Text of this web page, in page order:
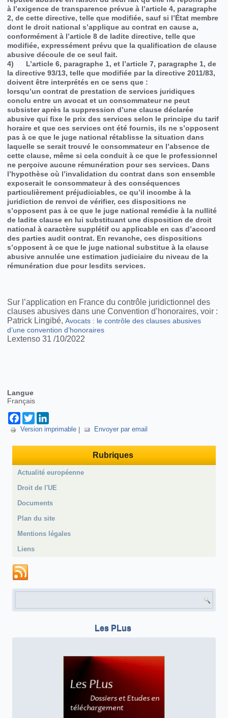
à l’exigence de transparence prévue à l’article 4, paragraphe
2, de cette directive, telle que modifiée, sauf si l’État membre
dont le droit national s’applique au contrat en cause a,
conformément à l’article 8 de ladite directive, telle que
modifiée, expressément prévu que la qualification de clause
abusive découle de ce seul fait.
4) L’article 6, paragraphe 1, et l’article 7, paragraphe 1, de
la directive 93/13, telle que modifiée par la directive 2011/83,
doivent être interprétés en ce sens que :
lorsqu’un contrat de prestation de services juridiques
conclu entre un avocat et un consommateur ne peut
subsister après la suppression d’une clause déclarée
abusive qui fixe le prix des services selon le principe du tarif
horaire et que ces services ont été fournis, ils ne s’opposent
pas à ce que le juge national rétablisse la situation dans
laquelle se serait trouvé le consommateur en l’absence de
cette clause, même si cela conduit à ce que le professionnel
ne perçoive aucune rémunération pour ses services. Dans
l’hypothèse où l’invalidation du contrat dans son ensemble
exposerait le consommateur à des conséquences
particulièrement préjudiciables, ce qu’il incombe à la
juridiction de renvoi de vérifier, ces dispositions ne
s’opposent pas à ce que le juge national remédie à la nullité
de ladite clause en lui substituant une disposition de droit
national à caractère supplétif ou applicable en cas d’accord
des parties audit contrat. En revanche, ces dispositions
s’opposent à ce que le juge national substitue à la clause
abusive annulée une estimation judiciaire du niveau de la
rémunération due pour lesdits services.
Sur l’application en France du contrôle juridictionnel des
clauses abusives dans une Convention d’honoraires, voir :
Patrick Lingibé,Avocats : le contrôle des clauses abusives
d’une convention d’honoraires
Lextenso 31 /10/2022
Langue
Français
Facebook
Twitter
Version imprimable| Envoyer par email
Rubriques
Actualité européenne
Droit de l'UE
Documents
Plan du site
Mentions légales
Liens
Les PLus